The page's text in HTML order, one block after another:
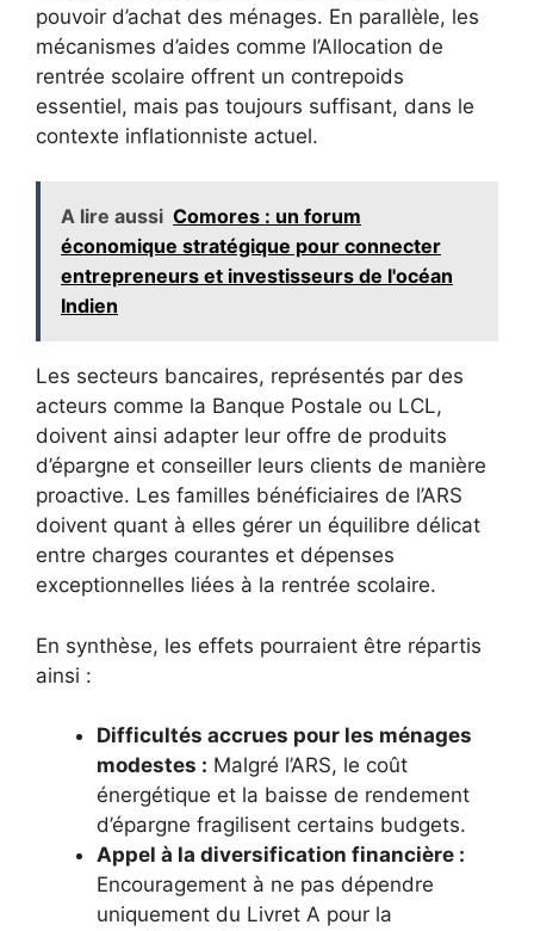
pouvoir d’achat des ménages. En parallèle, les
mécanismes d’aides comme l’Allocation de
rentrée scolaire offrent un contrepoids
essentiel, mais pas toujours suffisant, dans le
contexte inflationniste actuel.
A lire aussi Comores : un forum
économique stratégique pour connecter
entrepreneurs et investisseurs de l'océan
Indien
Les secteurs bancaires, représentés par des
acteurs comme la Banque Postale ou LCL,
doivent ainsi adapter leur offre de produits
d’épargne et conseiller leurs clients de manière
proactive. Les familles bénéficiaires de l’ARS
doivent quant à elles gérer un équilibre délicat
entre charges courantes et dépenses
exceptionnelles liées à la rentrée scolaire.
En synthèse, les effets pourraient être répartis
ainsi :
Difficultés accrues pour les ménages
modestes : Malgré l’ARS, le coût
énergétique et la baisse de rendement
d’épargne fragilisent certains budgets.
Appel à la diversification financière :
Encouragement à ne pas dépendre
uniquement du Livret A pour la